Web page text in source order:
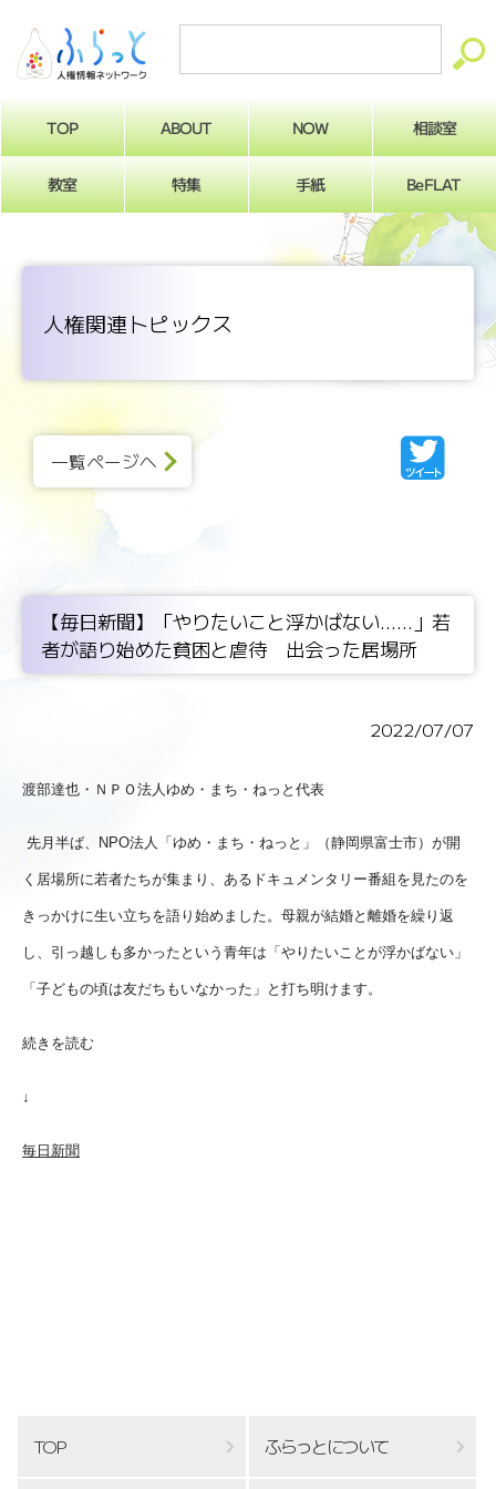
TOP ABOUT NOW 相談室
教室 特集 手紙 BeFLAT
人権関連トピックス
一覧ページへ
【毎日新聞】「やりたいこと浮かばない......」若
者が語り始めた貧困と虐待 出会った居場所
2022/07/07
渡部達也・ＮＰＯ法人ゆめ・まち・ねっと代表
先月半ば、NPO法人「ゆめ・まち・ねっと」（静岡県富士市）が開
く居場所に若者たちが集まり、あるドキュメンタリー番組を見たのを
きっかけに生い立ちを語り始めました。母親が結婚と離婚を繰り返
し、引っ越しも多かったという青年は「やりたいことが浮かばない」
「子どもの頃は友だちもいなかった」と打ち明けます。
続きを読む
↓
毎日新聞
TOP ふらっとについて